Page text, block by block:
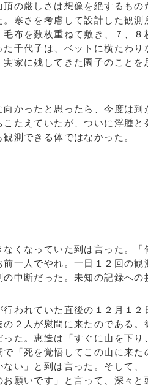
の厳しさは想像を絶するも
。寒さを考慮して設計した観
布を数枚重ねて敷き、７、
千代子は、ベットに横たわ
実家に残してきた園子のこと
かったと思ったら、今度は到
たえていたが、ついに浮腫
測できる体ではなかった。
くなっていた到は言った。「
一人でやれ。一日１２回の
中断だった。未知の記録への
われていた直後の１２月１２
２人が慰問に来たのである
た。恵造は「すぐに山を下
「死を覚悟してこの山に来
ない」と到は言った。そして
お願いです」と言って、深々